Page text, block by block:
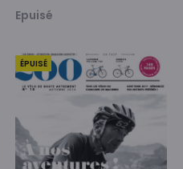
Epuisé
ÉPUISÉ